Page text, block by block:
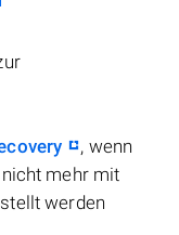
, wenn
mehr mit
werden